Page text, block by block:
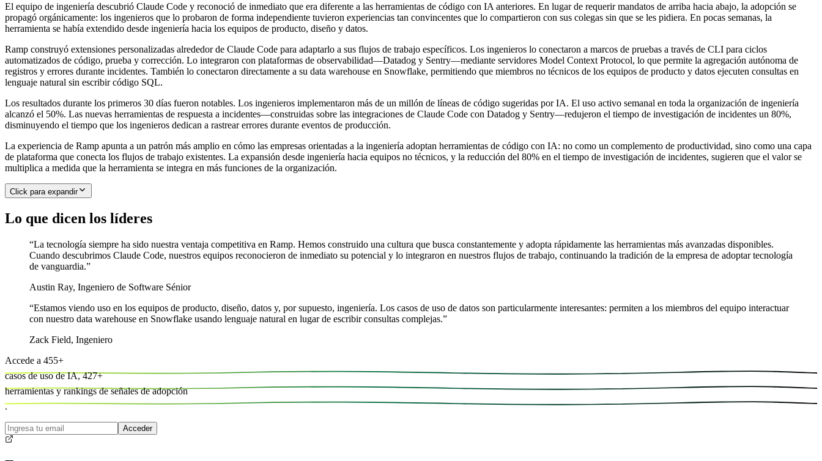
El equipo de ingeniería descubrió Claude Code y reconoció de inmediato que era diferente a las herramientas de código con IA anteriores. En lugar de requerir mandatos de arriba hacia abajo, la adopción se
propagó orgánicamente: los ingenieros que lo probaron de forma independiente tuvieron experiencias tan convincentes que lo compartieron con sus colegas sin que se les pidiera. En pocas semanas, la
herramienta se había extendido desde ingeniería hacia los equipos de producto, diseño y datos.
Ramp construyó extensiones personalizadas alrededor de Claude Code para adaptarlo a sus flujos de trabajo específicos. Los ingenieros lo conectaron a marcos de pruebas a través de CLI para ciclos
automatizados de código, prueba y corrección. Lo integraron con plataformas de observabilidad—Datadog y Sentry—mediante servidores Model Context Protocol, lo que permite la agregación autónoma de
registros y errores durante incidentes. También lo conectaron directamente a su data warehouse en Snowflake, permitiendo que miembros no técnicos de los equipos de producto y datos ejecuten consultas en
lenguaje natural sin escribir código SQL.
Los resultados durante los primeros 30 días fueron notables. Los ingenieros implementaron más de un millón de líneas de código sugeridas por IA. El uso activo semanal en toda la organización de ingeniería
alcanzó el 50%. Las nuevas herramientas de respuesta a incidentes—construidas sobre las integraciones de Claude Code con Datadog y Sentry—redujeron el tiempo de investigación de incidentes un 80%,
disminuyendo el tiempo que los ingenieros dedican a rastrear errores durante eventos de producción.
La experiencia de Ramp apunta a un patrón más amplio en cómo las empresas orientadas a la ingeniería adoptan herramientas de código con IA: no como un complemento de productividad, sino como una capa
de plataforma que conecta los flujos de trabajo existentes. La expansión desde ingeniería hacia equipos no técnicos, y la reducción del 80% en el tiempo de investigación de incidentes, sugieren que el valor se
multiplica a medida que la herramienta se integra en más funciones de la organización.
Click para expandir
Lo que dicen los líderes
“La tecnología siempre ha sido nuestra ventaja competitiva en Ramp. Hemos construido una cultura que busca constantemente y adopta rápidamente las herramientas más avanzadas disponibles.
Cuando descubrimos Claude Code, nuestros equipos reconocieron de inmediato su potencial y lo integraron en nuestros flujos de trabajo, continuando la tradición de la empresa de adoptar tecnología
de vanguardia.”
Austin Ray, Ingeniero de Software Sénior
“Estamos viendo uso en los equipos de producto, diseño, datos y, por supuesto, ingeniería. Los casos de uso de datos son particularmente interesantes: permiten a los miembros del equipo interactuar
con nuestro data warehouse en Snowflake usando lenguaje natural en lugar de escribir consultas complejas.”
Zack Field, Ingeniero
Accede a 455+
casos de uso de IA, 427+
herramientas y rankings de señales de adopción
.
Acceder